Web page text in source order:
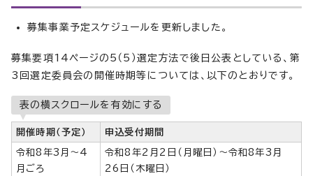
募集事業予定スケジュールを更新しました。
募集要項14ページの5（5）選定方法で後日公表としている、第
3回選定委員会の開催時期等については、以下のとおりです。
表の横スクロールを有効にする
開催時期（予定） 申込受付期間
令和8年3月～4
月ごろ
令和8年2月2日（月曜日）～令和8年3月
26日（木曜日）